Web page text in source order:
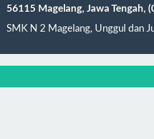
56115 Magelang, Jawa Tengah,
SMK N 2 Magelang, Unggul dan